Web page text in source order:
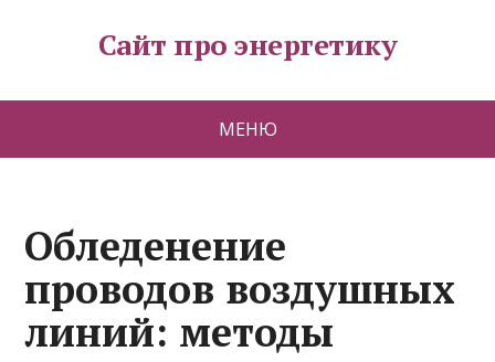
Сайт про энергетику
МЕНЮ
Обледенение
проводов воздушных
линий: методы